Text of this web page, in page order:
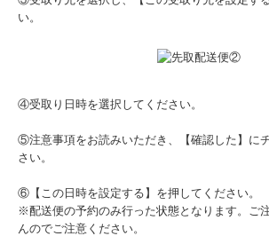
い。
④受取り日時を選択してください。
⑤注意事項をお読みいただき、【確認した】に
さい。
⑥【この日時を設定する】を押してください。
※配送便の予約のみ行った状態となります。ご
んのでご注意ください。